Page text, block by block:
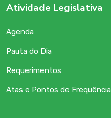
Atividade Legislativa
Agenda
Pauta do Dia
Requerimentos
Atas e Pontos de Frequência